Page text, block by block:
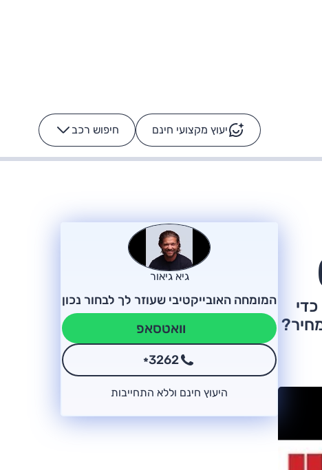
יעוץ מקצועי חינם חיפוש רכב -
על מה נוסע
הרכב לא מתקלקל. המסך
כן
גיא גיאור
המומחה האובייקטיבי שעוזר לך לבחור נכון
וואטסאפ
*3262
היעוץ חינם וללא התחייבות